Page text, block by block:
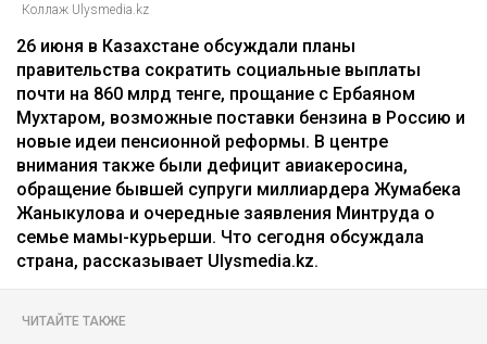
Коллаж Ulysmedia.kz
26 июня в Казахстане обсуждали планы
правительства сократить социальные выплаты
почти на 860 млрд тенге, прощание с Ербаяном
Мухтаром, возможные поставки бензина в Россию и
новые идеи пенсионной реформы. В центре
внимания также были дефицит авиакеросина,
обращение бывшей супруги миллиардера Жумабека
Жаныкулова и очередные заявления Минтруда о
семье мамы-курьерши. Что сегодня обсуждала
страна, рассказывает Ulysmedia.kz.
ЧИТАЙТЕ ТАКЖЕ